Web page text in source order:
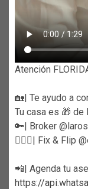
Atención
🏡| Te ayudo a
Tu casa es 🎁 de
🔑| Broker
👷🏼‍♀️| Fix & Flip
📲| Agenda tu
https://